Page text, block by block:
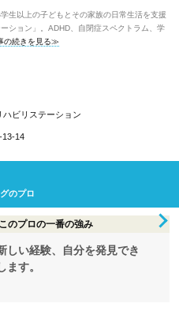
生以上の子どもとその家族の日常生活を支援
ション」。ADHD、自閉症スペクトラム、学
の続きを見る≫
ハビリステーション
13-14
のプロ
このプロの一番の強み
しい経験、自分を発見でき
ます。